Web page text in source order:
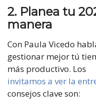
2. Planea tu
manera
Con Paula Vicedo
gestionar mejor tú
más productivo. Los
invitamos a ver la
consejos clave son: